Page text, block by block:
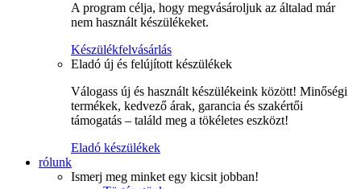
A program célja, hogy megvásároljuk az általad már
nem használt készülékeket.
Készülékfelvásárlás
Eladó új és felújított készülékek
Válogass új és használt készülékeink között! Minőségi
termékek, kedvező árak, garancia és szakértői
támogatás – találd meg a tökéletes eszközt!
Eladó készülékek
rólunk
Ismerj meg minket egy kicsit jobban!